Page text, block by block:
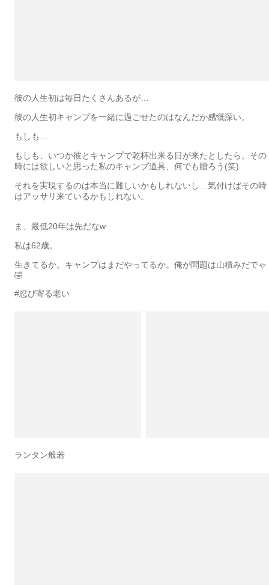
彼の人生初は毎日たくさんあるが…
彼の人生初キャンプを一緒に過ごせたのはなんだか感慨深い。
もしも…
もしも、いつか彼とキャンプで乾杯出来る日が来たとしたら。その
時には欲しいと思った私のキャンプ道具、何でも贈ろう(笑)
それを実現するのは本当に難しいかもしれないし…気付けばその時
はアッサリ来ているかもしれない。
ま、最低20年は先だなw
私は62歳。
生きてるか。キャンプはまだやってるか。俺が問題は山積みだでゃ
🤣
#忍び寄る老い
ランタン般若